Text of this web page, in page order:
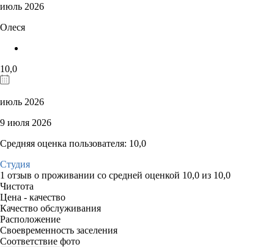
июль 2026
Олеся
10,0
июль 2026
9 июля 2026
Средняя оценка пользователя: 10,0
Студия
1 отзыв о проживании со средней оценкой 10,0 из 10,0
Чистота
Цена - качество
Качество обслуживания
Расположение
Своевременность заселения
Соответствие фото